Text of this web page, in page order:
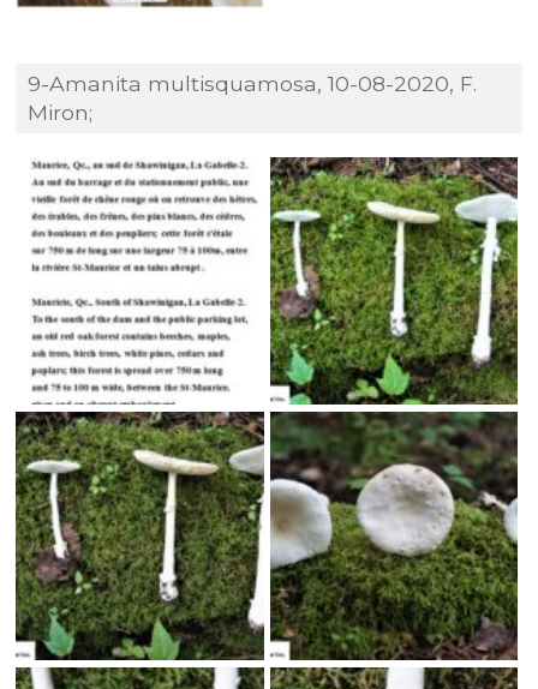
9-Amanita multisquamosa, 10-08-2020, F.
Miron;